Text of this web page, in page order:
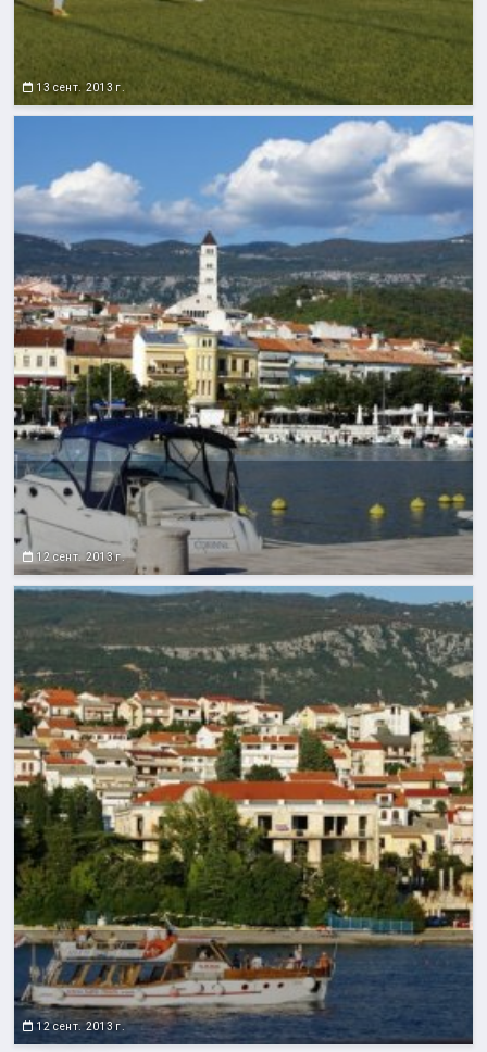
13 сент. 2013 г.
12 сент. 2013 г.
12 сент. 2013 г.